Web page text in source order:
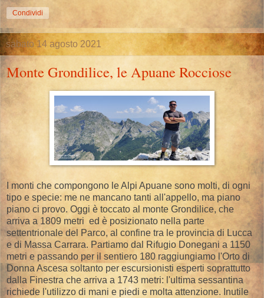
Condividi
sabato 14 agosto 2021
Monte Grondilice, le Apuane Rocciose
I monti che compongono le Alpi Apuane sono molti, di ogni
tipo e specie: me ne mancano tanti all'appello, ma piano
piano ci provo. Oggi è toccato al monte Grondilice, che
arriva a 1809 metri ed è posizionato nella parte
settentrionale del Parco, al confine tra le provincia di Lucca
e di Massa Carrara. Partiamo dal Rifugio Donegani a 1150
metri e passando per il sentiero 180 raggiungiamo l'Orto di
Donna Ascesa soltanto per escursionisti esperti soprattutto
dalla Finestra che arriva a 1743 metri: l'ultima sessantina
richiede l'utilizzo di mani e piedi e molta attenzione. Inutile